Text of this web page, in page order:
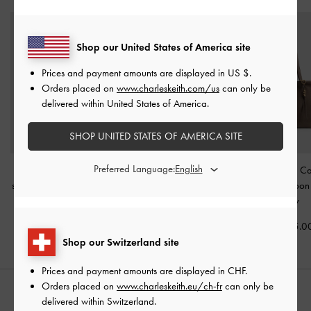
Sac cabas tubulaire
souple Lyla
Sac cabas Rachel multi-
Grand Sac
Zephyr à
Grey
STYLE IT WITH
Shop our Switzerland site
Prices and payment amounts are displayed in CHF.
Orders placed on www.charleskeith.eu/ch-frcan only be
delivered within Switzerland.
Shop our United States of America site
Prices and payment amounts are displayed in US $.
Orders placed on www.charleskeith.com/us can only be
delivered within United States of America.
SHOP UNITED STATES OF AMERICA SITE
Preferred Language: